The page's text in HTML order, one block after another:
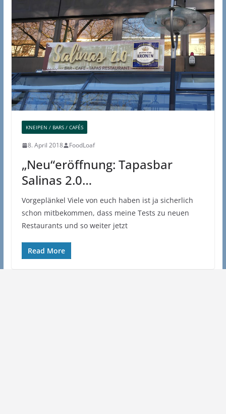
KNEIPEN / BARS / CAFÉS
8. April 2018 FoodLoaf
„Neu“eröffnung: Tapasbar
Salinas 2.0…
Vorgeplänkel Viele von euch haben ist ja sicherlich
schon mitbekommen, dass meine Tests zu neuen
Restaurants und so weiter jetzt
Read More